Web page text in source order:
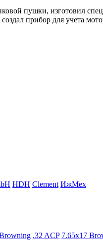
пушки, изготовил
прибор для учета
HDH Clement ИжМех
.32 ACP 7.65x17